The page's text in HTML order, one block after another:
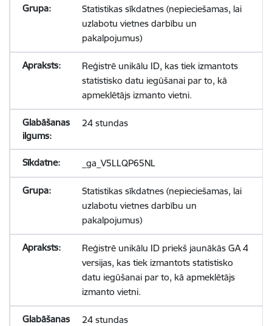
Statistikas sīkdatnes (nepieciešamas, lai
uzlabotu vietnes darbību un
pakalpojumus)
Reģistrē unikālu ID, kas tiek izmantots
statistisko datu iegūšanai par to, kā
apmeklētājs izmanto vietni.
24 stundas
_ga_V5LLQP65NL
Statistikas sīkdatnes (nepieciešamas, lai
uzlabotu vietnes darbību un
pakalpojumus)
Reģistrē unikālu ID priekš jaunākās GA 4
versijas, kas tiek izmantots statistisko
datu iegūšanai par to, kā apmeklētājs
izmanto vietni.
24 stundas